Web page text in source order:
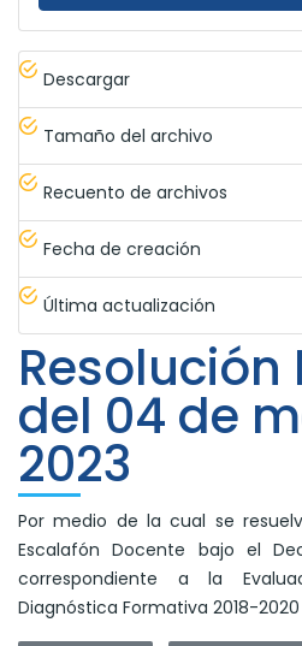
Descargar
Tamaño del archivo
Recuento de archivos
Fecha de creación
Última actualización
Resolución
del 04 de
2023
Por medio de la cual se
Escalafón Docente bajo el
correspondiente a la
Diagnóstica Formativa 2018-